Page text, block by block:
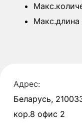
Адрес:
Беларусь,
кор.8 офис 2